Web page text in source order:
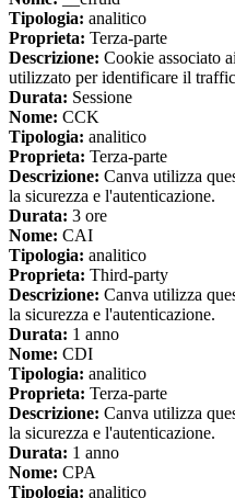
Tipologia: analitico
Proprieta: Terza-parte
Descrizione: Cookie associato
utilizzato per identificare il
Durata: Sessione
Nome: CCK
Tipologia: analitico
Proprieta: Terza-parte
Descrizione: Canva utilizza
la sicurezza e l'autenticazione.
Durata: 3 ore
Nome: CAI
Tipologia: analitico
Proprieta: Third-party
Descrizione: Canva utilizza
la sicurezza e l'autenticazione.
Durata: 1 anno
Nome: CDI
Tipologia: analitico
Proprieta: Terza-parte
Descrizione: Canva utilizza
la sicurezza e l'autenticazione.
Durata: 1 anno
Nome: CPA
Tipologia: analitico